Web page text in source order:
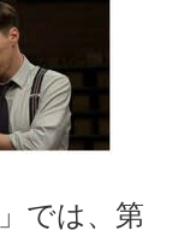
では、第